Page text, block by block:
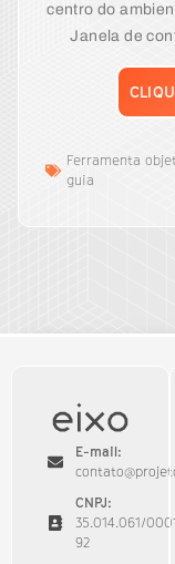
centro do
Janela de
Ferramenta
guia
E-mail:
CNPJ:
35.014.061/
92​